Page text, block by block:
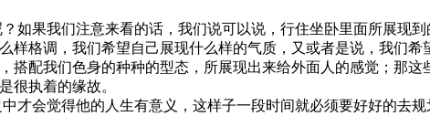
果我们注意来看的话，我们说可以说，行住坐卧里面所展现到
格调，我们希望自己展现什么样的气质，又或者是说，我们
配我们色身的种种的型态，所展现出来给外面人的感觉；那这
很执着的缘故。
会觉得他的人生有意义，这样子一段时间就必须要好好的去规